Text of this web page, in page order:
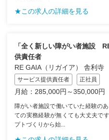
★この求人の詳細を見る
「全く新しい障がい者施設
供責任者
RE GAIA（リガイア） 舎利寺
サービス提供責任者 正社員
月給：285,000円～350,000円
障がい者施設で働いていた経験の
ての実務経験が無くても大丈夫で
プトづくりから始...